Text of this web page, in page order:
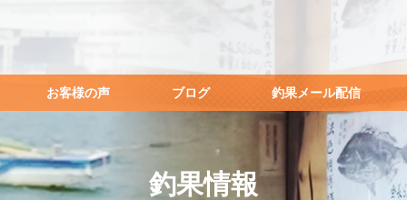
お客様の声 ブログ 釣果メール配信
釣果情報